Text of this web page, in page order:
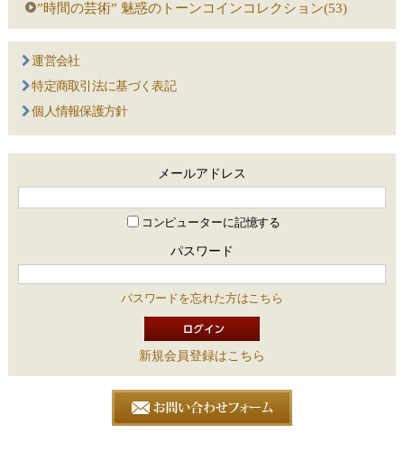
”時間の芸術” 魅惑のトーンコインコレクション(53)
運営会社
特定商取引法に基づく表記
個人情報保護方針
メールアドレス
コンピューターに記憶する
パスワード
パスワードを忘れた方はこちら
新規会員登録はこちら